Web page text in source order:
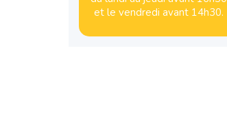
et le vendredi avant 14h30.